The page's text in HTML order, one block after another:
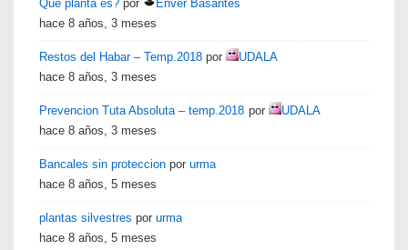
Qué planta es? por
Enver Basantes
hace 8 años, 3 meses
Restos del Habar – Temp.2018 por
UDALA
hace 8 años, 3 meses
Prevencion Tuta Absoluta – temp.2018 por
UDALA
hace 8 años, 3 meses
Bancales sin proteccion por urma
hace 8 años, 5 meses
plantas silvestres por urma
hace 8 años, 5 meses